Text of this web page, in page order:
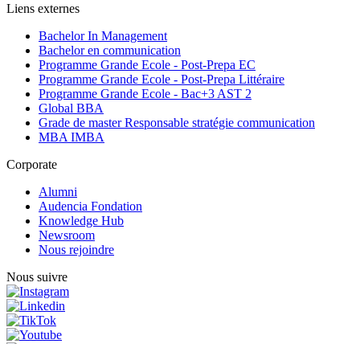
Liens externes
Bachelor In Management
Bachelor en communication
Programme Grande Ecole - Post-Prepa EC
Programme Grande Ecole - Post-Prepa Littéraire
Programme Grande Ecole - Bac+3 AST 2
Global BBA
Grade de master Responsable stratégie communication
MBA IMBA
Corporate
Alumni
Audencia Fondation
Knowledge Hub
Newsroom
Nous rejoindre
Nous suivre